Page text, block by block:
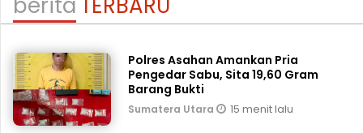
Polres Asahan Amankan Pria
Pengedar Sabu, Sita 19,60 Gram
Barang Bukti
Sumatera Utara 15 menit lalu